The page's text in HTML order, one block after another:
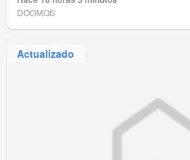
DOOMOS
Actualizado